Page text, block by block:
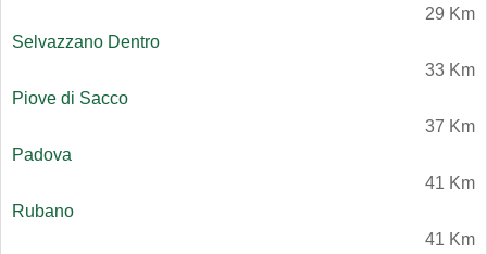
29 Km
Selvazzano Dentro
33 Km
Piove di Sacco
37 Km
Padova
41 Km
Rubano
41 Km